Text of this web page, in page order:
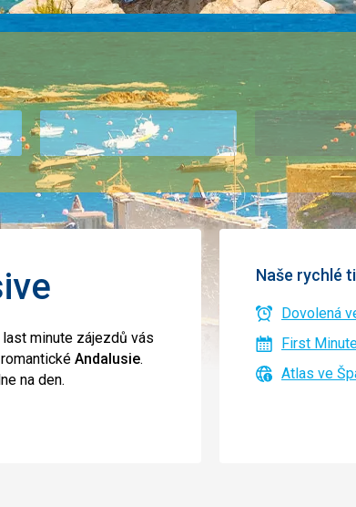
minute zájezdů vás
Andalusie.
na den.
Naše rychlé
Dovolená
First
Atlas ve